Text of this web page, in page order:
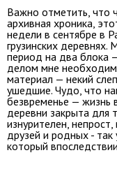
Важно отметить, что
архивная хроника,
недели в сентябре в
грузинских
период на два блока
делом мне
материал — некий
ушедшие. Чудо, что
безвременье — жизнь
деревни закрыта для
изнурителен,
друзей и родных - так
который